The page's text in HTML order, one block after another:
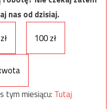
nas od dzisiaj.
100 zł
tym miesiącu: Tutaj